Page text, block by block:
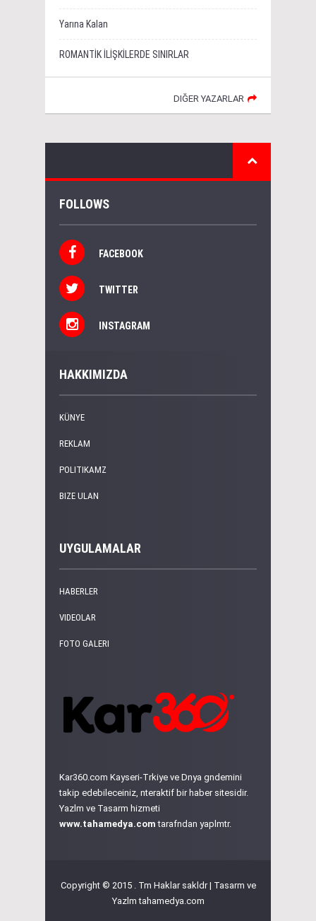
Yarına Kalan
ROMANTİK İLİŞKİLERDE SINIRLAR
DIĞER YAZARLAR
FOLLOWS
FACEBOOK
TWITTER
INSTAGRAM
HAKKIMIZDA
KÜNYE
REKLAM
POLITIKAMZ
BIZE ULAN
UYGULAMALAR
HABERLER
VIDEOLAR
FOTO GALERI
Kar360.com Kayseri-Trkiye ve Dnya gndemini
takip edebileceiniz, nteraktif bir haber sitesidir.
Yazlm ve Tasarm hizmeti
www.tahamedya.com tarafndan yaplmtr.
Copyright © 2015 . Tm Haklar sakldr | Tasarm ve
Yazlmtahamedya.com